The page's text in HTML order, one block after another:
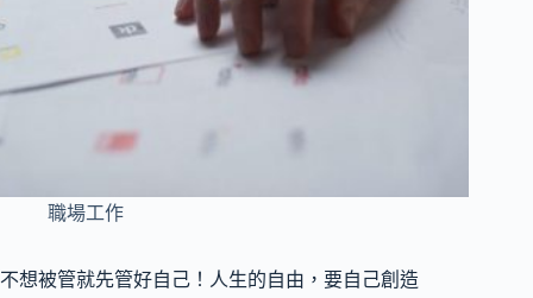
職場工作
不想被管就先管好自己！人生的自由，要自己創造